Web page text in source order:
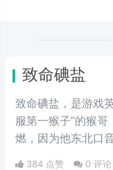
致命碘盐
致命碘盐，是游戏
服第一猴子”的猴
燃，因为他东北口
一个召唤师技能，
384 点赞 0 评论